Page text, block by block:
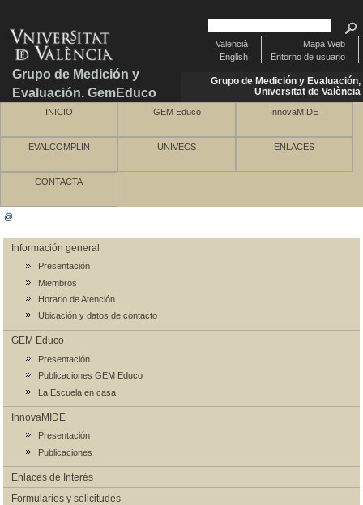
Grupo de Medición y
Evaluación. GemEduco
Mapa Web
Entorno de usuario
Valencià
English
Grupo de Medición y Evaluación,
Universitat de València
INICIO GEM Educo InnovaMIDE
EVALCOMPLIN UNIVECS ENLACES
CONTACTA
@
Información general
Presentación
Miembros
Horario de Atención
Ubicación y datos de contacto
GEM Educo
Presentación
Publicaciones GEM Educo
La Escuela en casa
InnovaMIDE
Presentación
Publicaciones
Enlaces de Interés
Formularios y solicitudes